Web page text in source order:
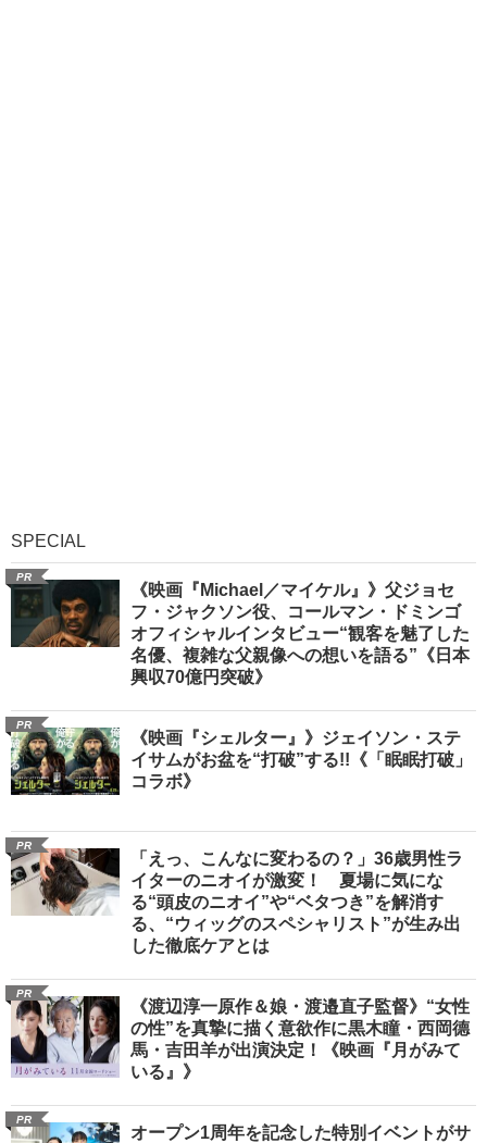
SPECIAL
PR
《映画『Michael／マイケル』》父ジョセ
フ・ジャクソン役、コールマン・ドミンゴ
オフィシャルインタビュー“観客を魅了した
名優、複雑な父親像への想いを語る”《日本
興収70億円突破》
PR
《映画『シェルター』》ジェイソン・ステ
イサムがお盆を“打破”する!!《「眠眠打破」
コラボ》
PR
「えっ、こんなに変わるの？」36歳男性ラ
イターのニオイが激変！ 夏場に気にな
る“頭皮のニオイ”や“ベタつき”を解消す
る、“ウィッグのスペシャリスト”が生み出
した徹底ケアとは
PR
《渡辺淳一原作＆娘・渡邉直子監督》“女性
の性”を真摯に描く意欲作に黒木瞳・西岡德
馬・吉田羊が出演決定！《映画『月がみて
いる』》
PR
オープン1周年を記念した特別イベントがサ